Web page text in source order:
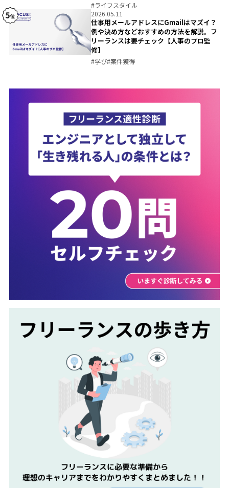
#ライフスタイル
2026.05.11
仕事用メールアドレスにGmailはマズイ？
例や決め方などおすすめの方法を解説。フ
リーランスは要チェック【人事のプロ監
修】
#学び#案件獲得